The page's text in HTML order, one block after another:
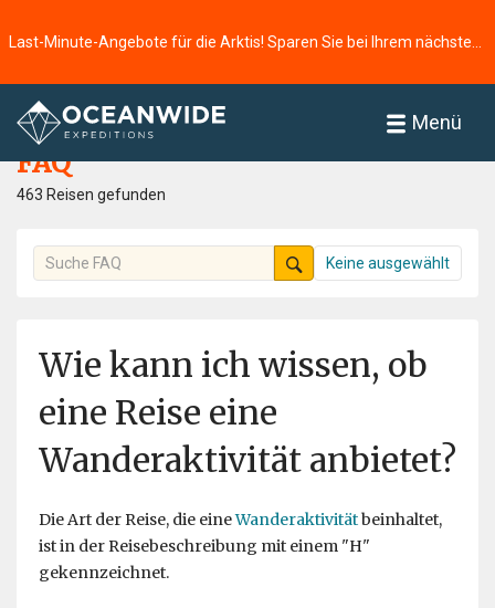
Menü
Startseite
FAQ
463 Reisen gefunden
Keine ausgewählt
Wie kann ich wissen, ob
eine Reise eine
Wanderaktivität anbietet?
Die Art der Reise, die eineWanderaktivitätbeinhaltet,
ist in der Reisebeschreibung mit einem "H"
gekennzeichnet.